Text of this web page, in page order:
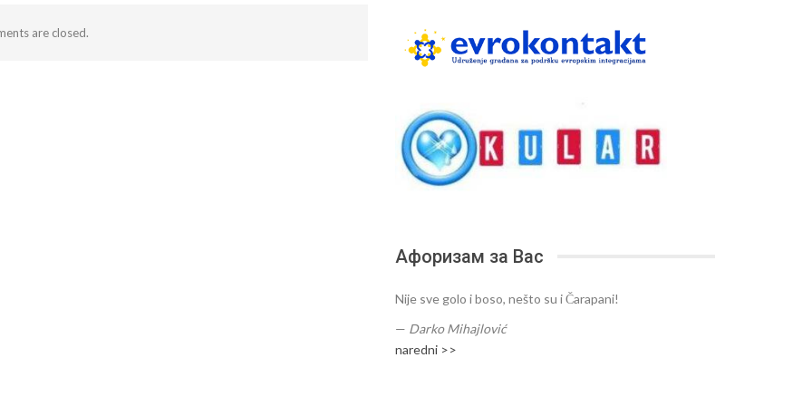
are closed.
Афоризам за Вас
Nije sve golo i boso, nešto su i Čarapani!
— Darko Mihajlović
naredni >>